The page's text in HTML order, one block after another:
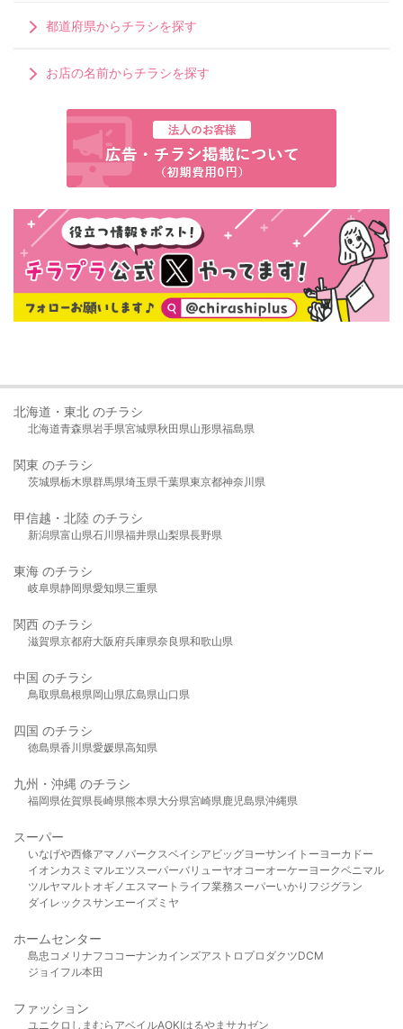
都道府県からチラシを探す
お店の名前からチラシを探す
北海道・東北 のチラシ
北海道青森県岩手県宮城県秋田県山形県福島県
関東 のチラシ
茨城県栃木県群馬県埼玉県千葉県東京都神奈川県
甲信越・北陸 のチラシ
新潟県富山県石川県福井県山梨県長野県
東海 のチラシ
岐阜県静岡県愛知県三重県
関西 のチラシ
滋賀県京都府大阪府兵庫県奈良県和歌山県
中国 のチラシ
鳥取県島根県岡山県広島県山口県
四国 のチラシ
徳島県香川県愛媛県高知県
九州・沖縄 のチラシ
福岡県佐賀県長崎県熊本県大分県宮崎県鹿児島県沖縄県
スーパー
いなげや西條アマノパークスベイシア ビッグヨーサンイトーヨーカドー
イオンカスミ マルエツスーパーバリューヤオコーオーケー ヨークベニマル
ツルヤマルト オギノ エスマート ライフ業務スーパーいかり フジグラン
ダイレックスサンエーイズミヤ
ホームセンター
島忠 コメリ ナフコ コーナンカインズアストロプロダクツDCM
ジョイフル本田
ファッション
ユニクロ しまむら アベイルAOKIはるやま サカゼン